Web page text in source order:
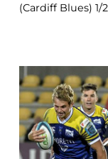
(Cardiff Blues) 1/